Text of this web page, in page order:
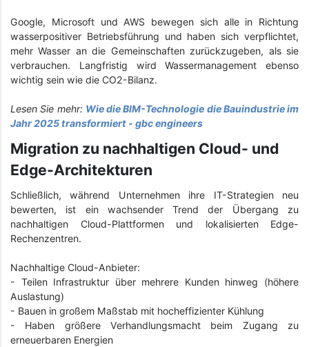
Google, Microsoft und AWS bewegen sich alle in Richtung
wasserpositiver Betriebsführung und haben sich verpflichtet,
mehr Wasser an die Gemeinschaften zurückzugeben, als sie
verbrauchen. Langfristig wird Wassermanagement ebenso
wichtig sein wie die CO2-Bilanz.
Lesen Sie mehr: Wie die BIM-Technologie die Bauindustrie im
Jahr 2025 transformiert - gbc engineers
Migration zu nachhaltigen Cloud- und
Edge-Architekturen
Schließlich, während Unternehmen ihre IT-Strategien neu
bewerten, ist ein wachsender Trend der Übergang zu
nachhaltigen Cloud-Plattformen und lokalisierten Edge-
Rechenzentren.
Nachhaltige Cloud-Anbieter:
- Teilen Infrastruktur über mehrere Kunden hinweg (höhere
Auslastung)
- Bauen in großem Maßstab mit hocheffizienter Kühlung
- Haben größere Verhandlungsmacht beim Zugang zu
erneuerbaren Energien